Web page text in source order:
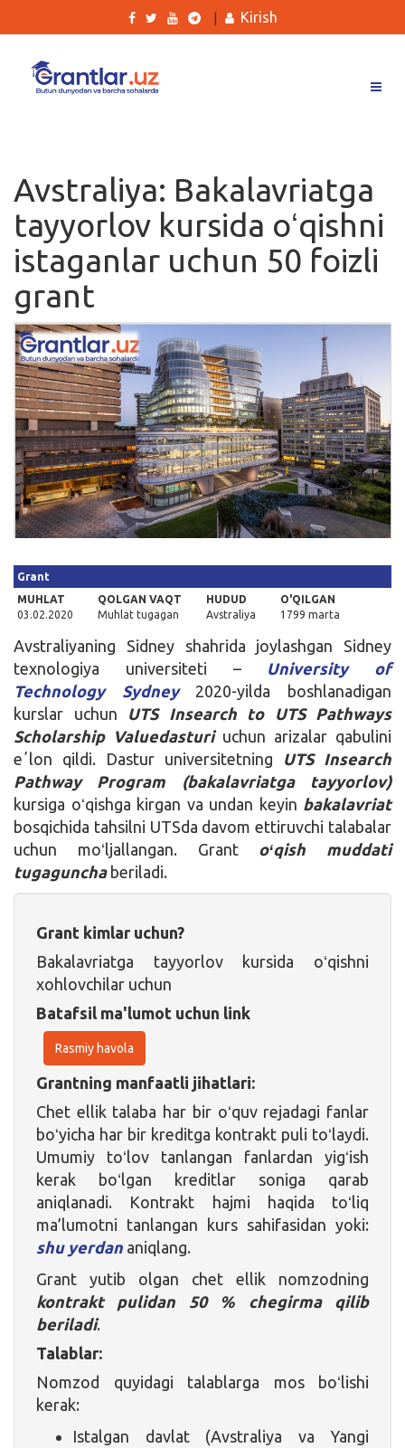
Ishlar
Kurslar
Blog
Yana
Qidirish
Kirish
Kirish
Avstraliya: Bakalavriatga
tayyorlov kursida oʻqishni
istaganlar uchun 50 foizli
grant
Grant
MUHLAT
03.02.2020
QOLGAN VAQT
Muhlat tugagan
HUDUD
Avstraliya
O'QILGAN
1799 marta
Avstraliyaning Sidney shahrida joylashgan Sidney
texnologiya universiteti – University of
Technology Sydney2020-yilda boshlanadigan
kurslar uchun UTS Insearch to UTS Pathways
Scholarship Valuedasturi uchun arizalar qabulini
eʼlon qildi. Dastur universitetning UTS Insearch
Pathway Program (bakalavriatga tayyorlov)
kursiga oʻqishga kirgan va undan keyin bakalavriat
bosqichida tahsilni UTSda davom ettiruvchi talabalar
uchun moʻljallangan. Grant oʻqish muddati
tugagunchaberiladi.
Grant kimlar uchun?
Bakalavriatga tayyorlov kursida oʻqishni
xohlovchilar uchun
Batafsil ma'lumot uchun link
Rasmiy havola
Grantning manfaatli jihatlari:
Chet ellik talaba har bir oʻquv rejadagi fanlar
boʻyicha har bir kreditga kontrakt puli toʻlaydi.
Umumiy toʻlov tanlangan fanlardan yigʻish
kerak boʻlgan kreditlar soniga qarab
aniqlanadi. Kontrakt hajmi haqida toʻliq
ma’lumotni tanlangan kurs sahifasidan yoki:
shu yerdan aniqlang.
Grant yutib olgan chet ellik nomzodning
kontrakt pulidan 50 % chegirma qilib
beriladi.
Talablar:
Nomzod quyidagi talablarga mos boʻlishi
kerak:
Istalgan davlat (Avstraliya va Yangi